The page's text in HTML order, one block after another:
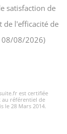
satisfaction de
de l'efficacité de
08/08/2026)
est certifiée
au référentiel de
le 28 Mars 2014.